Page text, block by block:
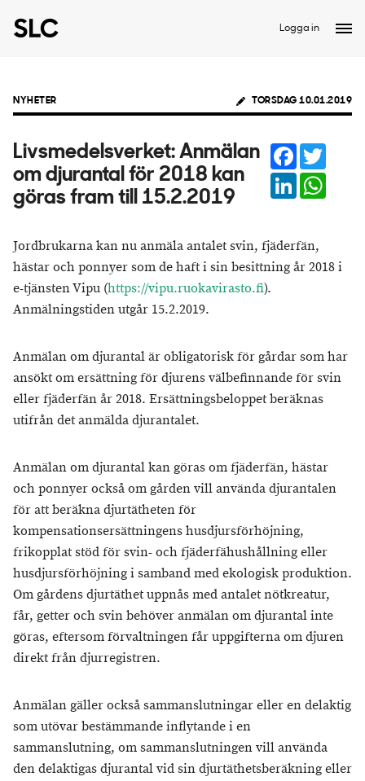
Logga in
NYHETER TORSDAG 10.01.2019
Livsmedelsverket: Anmälan
om djurantal för 2018 kan
göras fram till 15.2.2019
Facebook
LinkedIn
Jordbrukarna kan nu anmäla antalet svin, fjäderfän,
hästar och ponnyer som de haft i sin besittning år 2018 i
e-tjänsten Vipu (https://vipu.ruokavirasto.fi).
Anmälningstiden utgår 15.2.2019.
Anmälan om djurantal är obligatorisk för gårdar som har
ansökt om ersättning för djurens välbefinnande för svin
eller fjäderfän år 2018. Ersättningsbeloppet beräknas
utifrån det anmälda djurantalet.
Anmälan om djurantal kan göras om fjäderfän, hästar
och ponnyer också om gården vill använda djurantalen
för att beräkna djurtätheten för
kompensationsersättningens husdjursförhöjning,
frikopplat stöd för svin- och fjäderfähushållning eller
husdjursförhöjning i samband med ekologisk produktion.
Om gårdens djurtäthet uppnås med antalet nötkreatur,
får, getter och svin behöver anmälan om djurantal inte
göras, eftersom förvaltningen får uppgifterna om djuren
direkt från djurregistren.
Anmälan gäller också sammanslutningar eller en delaktig
som utövar bestämmande inflytande i en
sammanslutning, om sammanslutningen vill använda
den delaktigas djurantal vid sin djurtäthetsberäkning eller